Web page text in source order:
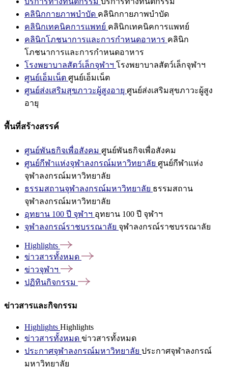
คลินิกกายภาพบำบัด คลินิกกายภาพบำบัด
คลินิกเทคนิคการแพทย์ คลินิกเทคนิคการแพทย์
คลินิกโภชนาการและการกำหนดอาหาร คลินิก
โภชนาการและการกำหนดอาหาร
โรงพยาบาลสัตว์เล็กจุฬาฯ โรงพยาบาลสัตว์เล็กจุฬาฯ
ศูนย์เอ็มเน็ต ศูนย์เอ็มเน็ต
ศูนย์ส่งเสริมสุขภาวะผู้สูงอายุ ศูนย์ส่งเสริมสุขภาวะผู้สูง
อายุ
พื้นที่สร้างสรรค์
ศูนย์พันธกิจเพื่อสังคม ศูนย์พันธกิจเพื่อสังคม
ศูนย์กีฬาแห่งจุฬาลงกรณ์มหาวิทยาลัย ศูนย์กีฬาแห่ง
จุฬาลงกรณ์มหาวิทยาลัย
ธรรมสถานจุฬาลงกรณ์มหาวิทยาลัย ธรรมสถาน
จุฬาลงกรณ์มหาวิทยาลัย
อุทยาน 100 ปี จุฬาฯ อุทยาน 100 ปี จุฬาฯ
จุฬาลงกรณ์ราชบรรณาลัย จุฬาลงกรณ์ราชบรรณาลัย
Highlights
ข่าวสารทั้งหมด
ข่าวจุฬาฯ
ปฏิทินกิจกรรม
ข่าวสารและกิจกรรม
Highlights Highlights
ข่าวสารทั้งหมด ข่าวสารทั้งหมด
ประกาศจุฬาลงกรณ์มหาวิทยาลัย ประกาศจุฬาลงกรณ์
มหาวิทยาลัย